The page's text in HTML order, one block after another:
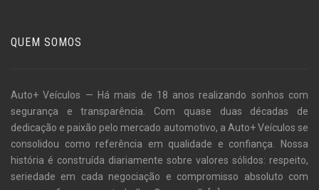
QUEM SOMOS
Auto+ Veículos — Há mais de 18 anos realizando sonhos com
segurança e transparência. Com quase duas décadas de
dedicação e paixão pelo mercado automotivo, a Auto+ Veículos se
consolidou como referência em qualidade e confiança. Nossa
história é construída diariamente sobre valores sólidos: respeito,
seriedade em cada negociação e compromisso absoluto com